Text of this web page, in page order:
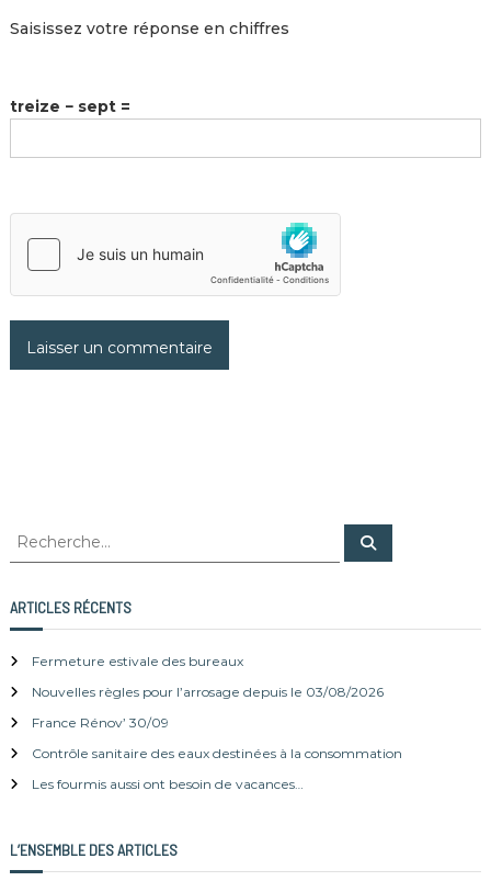
Saisissez votre réponse en chiffres
treize − sept =
R
h
e
c
h
e
:
R
c
ARTICLES RÉCENTS
Fermeture estivale des bureaux
Nouvelles règles pour l’arrosage depuis le 03/08/2026
France Rénov’ 30/09
Contrôle sanitaire des eaux destinées à la consommation
Les fourmis aussi ont besoin de vacances…
L’ENSEMBLE DES ARTICLES